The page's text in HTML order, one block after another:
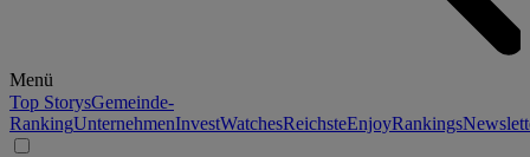
Menü
Top StorysGemeinde-
RankingUnternehmenInvestWatchesReichsteEnjoyRankings